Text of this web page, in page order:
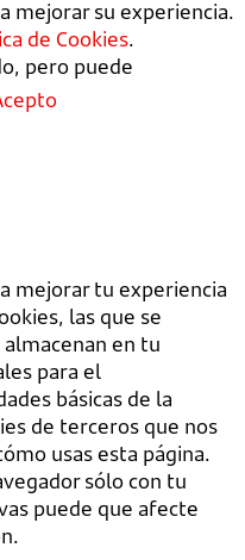
mejorar su experiencia.
de Cookies.
pero puede
mejorar tu experiencia
las que se
en tu
para el
básicas de la
de terceros que nos
usas esta página.
sólo con tu
puede que afecte